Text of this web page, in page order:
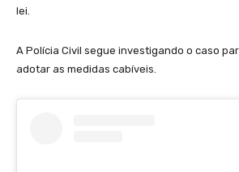
lei.
A Polícia Civil segue investigando o caso
adotar as medidas cabíveis.